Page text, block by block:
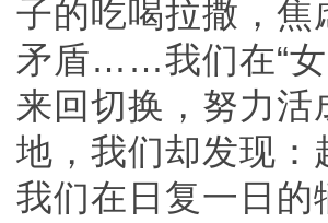
子的吃喝拉撒，焦
矛盾……我们在“女
来回切换，努力
地，我们却发现：
我们在日复一日的